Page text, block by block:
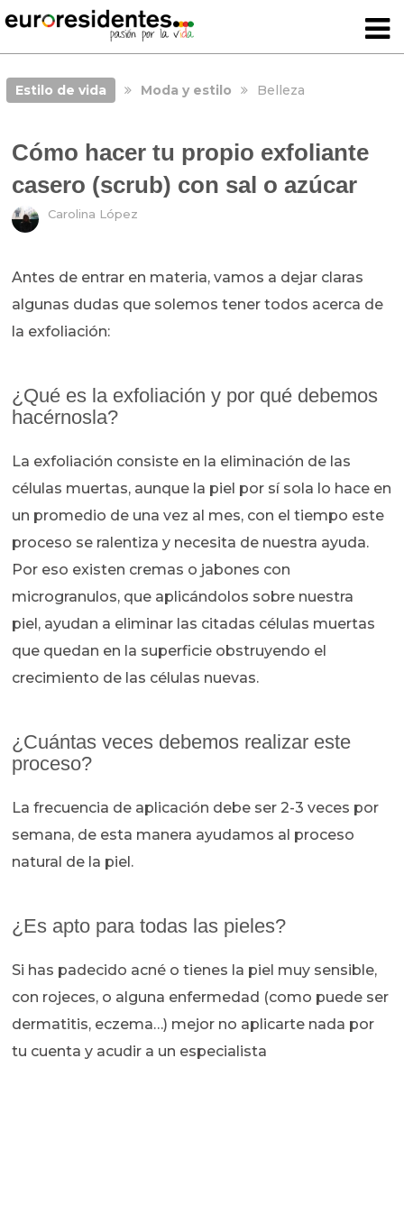
Estilo de vida Moda y estilo Belleza
Cómo hacer tu propio exfoliante
casero (scrub) con sal o azúcar
Carolina López
Antes de entrar en materia, vamos a dejar claras
algunas dudas que solemos tener todos acerca de
la exfoliación:
¿Qué es la exfoliación y por qué debemos
hacérnosla?
La exfoliación consiste en la eliminación de las
células muertas, aunque la piel por sí sola lo hace en
un promedio de una vez al mes, con el tiempo este
proceso se ralentiza y necesita de nuestra ayuda.
Por eso existen cremas o jabones con
microgranulos, que aplicándolos sobre nuestra
piel, ayudan a eliminar las citadas células muertas
que quedan en la superficie obstruyendo el
crecimiento de las células nuevas.
¿Cuántas veces debemos realizar este
proceso?
La frecuencia de aplicación debe ser 2-3 veces por
semana, de esta manera ayudamos al proceso
natural de la piel.
¿Es apto para todas las pieles?
Si has padecido acné o tienes la piel muy sensible,
con rojeces, o alguna enfermedad (como puede ser
dermatitis, eczema…) mejor no aplicarte nada por
tu cuenta y acudir a un especialista